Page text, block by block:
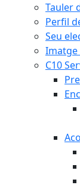
Tauler
Perfil
Seu
C10